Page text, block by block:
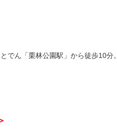
でん「栗林公園駅」から徒歩10分。